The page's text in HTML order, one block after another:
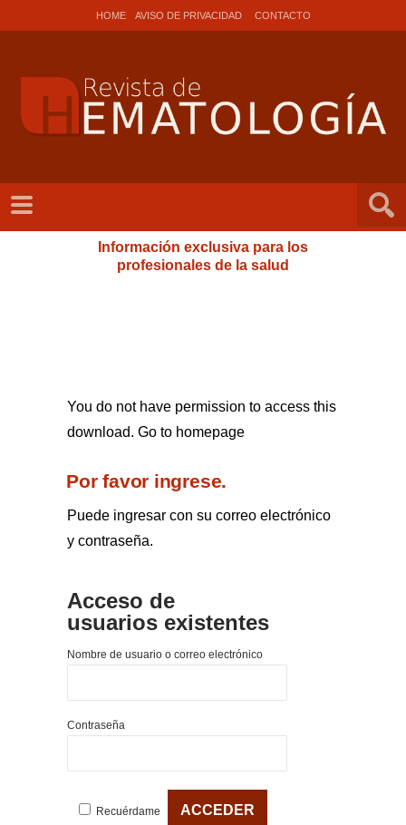
HOME AVISO DE PRIVACIDAD CONTACTO
Información exclusiva para los
profesionales de la salud
You do not have permission to access this
download. Go to homepage
Por favor ingrese.
Puede ingresar con su correo electrónico
y contraseña.
Acceso de
usuarios existentes
Nombre de usuario o correo electrónico
Contraseña
Recuérdame